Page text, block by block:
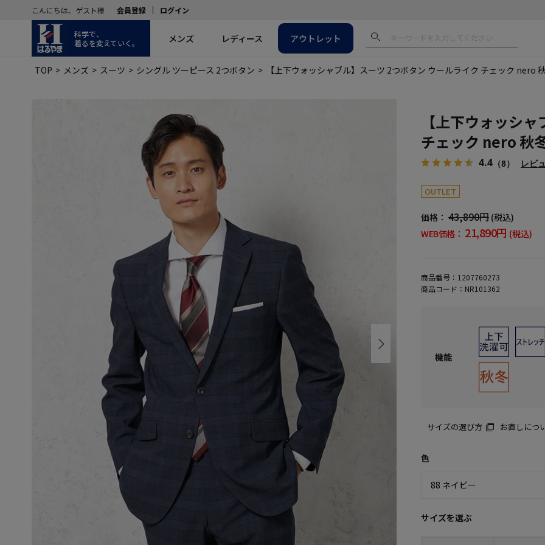
こんにちは、ゲスト様 会員登録 ログイン
科学で、
着るを変えていく。
メンズ レディース アウトレット
TOP メンズ スーツ シングル ツーピース 2つボタン 【上下ウォッシャブル】スーツ 2つボタン ウールライク チェック nero
【上下ウォッシ
チェック nero 秋
4.4 （8） レビ
OUTLET
価格： 43,890円 (税込)
WEB価格： 21,890円 (税込)
商品番号： 1207760273
商品コード： NR101362
機能
サイズの選び方 お直しにつ
色
サイズを選ぶ